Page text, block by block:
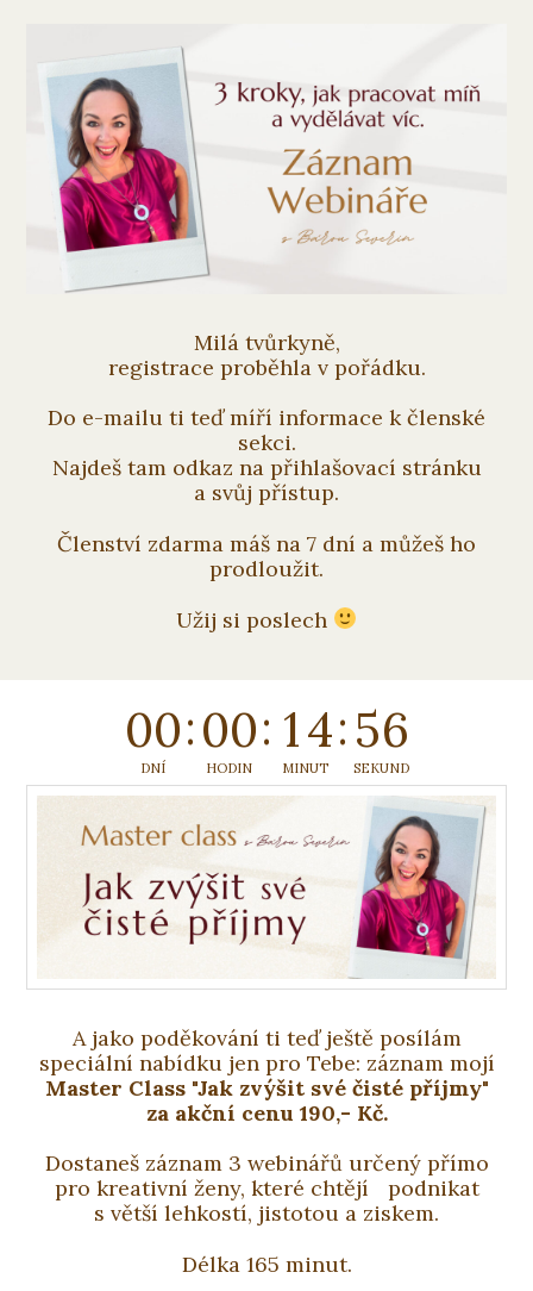
Milá tvůrkyně,
registrace proběhla v pořádku.
Do e-mailu ti teď míří informace k členské
sekci.
Najdeš tam odkaz na přihlašovací stránku
a svůj přístup.
Členství zdarma máš na 7 dní a můžeš ho
prodloužit.
Užij si poslech
00
DNÍ
00
HODIN
14
MINUT
55
SEKUND
A jako poděkování ti teď ještě posílám
speciální nabídku jen pro Tebe: záznam mojí
Master Class "Jak zvýšit své čisté příjmy"
za akční cenu 190,- Kč.
Dostaneš záznam 3 webinářů určený přímo
pro kreativní ženy, které chtějí podnikat
s větší lehkostí, jistotou a ziskem.
Délka 165 minut.